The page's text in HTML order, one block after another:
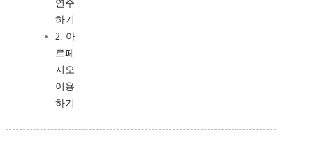
연주
하기
2. 아
르페
지오
이용
하기